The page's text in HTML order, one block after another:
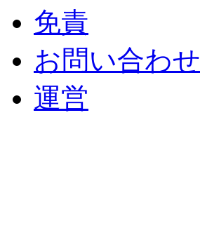
免責
お問い合わせ
運営